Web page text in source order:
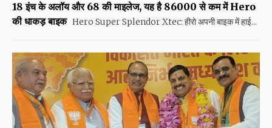
18 इंच के अलॉय और 68 की माइलेज, यह है 86000 से कम में Hero
की धाकड़ बाइक Hero Super Splendor Xtec: हीरो अपनी बाइक में हाई...